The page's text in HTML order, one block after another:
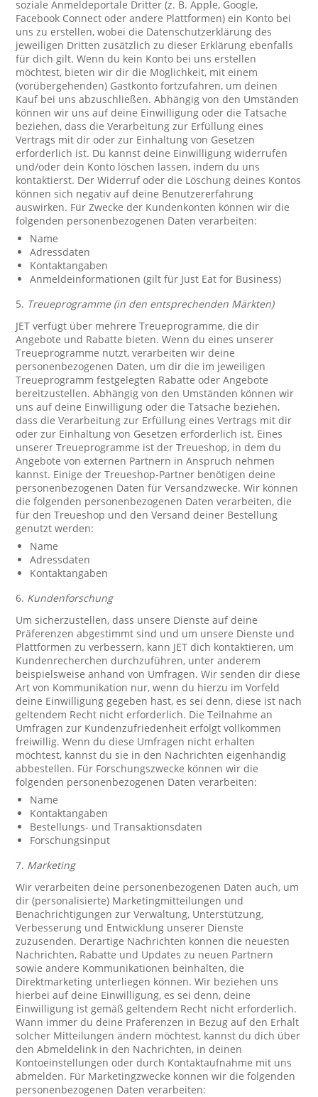
soziale Anmeldeportale Dritter (z. B. Apple, Google,
Facebook Connect oder andere Plattformen) ein Konto bei
uns zu erstellen, wobei die Datenschutzerklärung des
jeweiligen Dritten zusätzlich zu dieser Erklärung ebenfalls
für dich gilt. Wenn du kein Konto bei uns erstellen
möchtest, bieten wir dir die Möglichkeit, mit einem
(vorübergehenden) Gastkonto fortzufahren, um deinen
Kauf bei uns abzuschließen. Abhängig von den Umständen
können wir uns auf deine Einwilligung oder die Tatsache
beziehen, dass die Verarbeitung zur Erfüllung eines
Vertrags mit dir oder zur Einhaltung von Gesetzen
erforderlich ist. Du kannst deine Einwilligung widerrufen
und/oder dein Konto löschen lassen, indem du uns
kontaktierst. Der Widerruf oder die Löschung deines Kontos
können sich negativ auf deine Benutzererfahrung
auswirken. Für Zwecke der Kundenkonten können wir die
folgenden personenbezogenen Daten verarbeiten:
Name
Adressdaten
Kontaktangaben
Anmeldeinformationen (gilt für Just Eat for Business)
5. Treueprogramme (in den entsprechenden Märkten)
JET verfügt über mehrere Treueprogramme, die dir
Angebote und Rabatte bieten. Wenn du eines unserer
Treueprogramme nutzt, verarbeiten wir deine
personenbezogenen Daten, um dir die im jeweiligen
Treueprogramm festgelegten Rabatte oder Angebote
bereitzustellen. Abhängig von den Umständen können wir
uns auf deine Einwilligung oder die Tatsache beziehen,
dass die Verarbeitung zur Erfüllung eines Vertrags mit dir
oder zur Einhaltung von Gesetzen erforderlich ist. Eines
unserer Treueprogramme ist der Treueshop, in dem du
Angebote von externen Partnern in Anspruch nehmen
kannst. Einige der Treueshop-Partner benötigen deine
personenbezogenen Daten für Versandzwecke. Wir können
die folgenden personenbezogenen Daten verarbeiten, die
für den Treueshop und den Versand deiner Bestellung
genutzt werden:
Name
Adressdaten
Kontaktangaben
6. Kundenforschung
Um sicherzustellen, dass unsere Dienste auf deine
Präferenzen abgestimmt sind und um unsere Dienste und
Plattformen zu verbessern, kann JET dich kontaktieren, um
Kundenrecherchen durchzuführen, unter anderem
beispielsweise anhand von Umfragen. Wir senden dir diese
Art von Kommunikation nur, wenn du hierzu im Vorfeld
deine Einwilligung gegeben hast, es sei denn, diese ist nach
geltendem Recht nicht erforderlich. Die Teilnahme an
Umfragen zur Kundenzufriedenheit erfolgt vollkommen
freiwillig. Wenn du diese Umfragen nicht erhalten
möchtest, kannst du sie in den Nachrichten eigenhändig
abbestellen. Für Forschungszwecke können wir die
folgenden personenbezogenen Daten verarbeiten:
Name
Kontaktangaben
Bestellungs- und Transaktionsdaten
Forschungsinput
7. Marketing
Wir verarbeiten deine personenbezogenen Daten auch, um
dir (personalisierte) Marketingmitteilungen und
Benachrichtigungen zur Verwaltung, Unterstützung,
Verbesserung und Entwicklung unserer Dienste
zuzusenden. Derartige Nachrichten können die neuesten
Nachrichten, Rabatte und Updates zu neuen Partnern
sowie andere Kommunikationen beinhalten, die
Direktmarketing unterliegen können. Wir beziehen uns
hierbei auf deine Einwilligung, es sei denn, deine
Einwilligung ist gemäß geltendem Recht nicht erforderlich.
Wann immer du deine Präferenzen in Bezug auf den Erhalt
solcher Mitteilungen ändern möchtest, kannst du dich über
den Abmeldelink in den Nachrichten, in deinen
Kontoeinstellungen oder durch Kontaktaufnahme mit uns
abmelden. Für Marketingzwecke können wir die folgenden
personenbezogenen Daten verarbeiten: